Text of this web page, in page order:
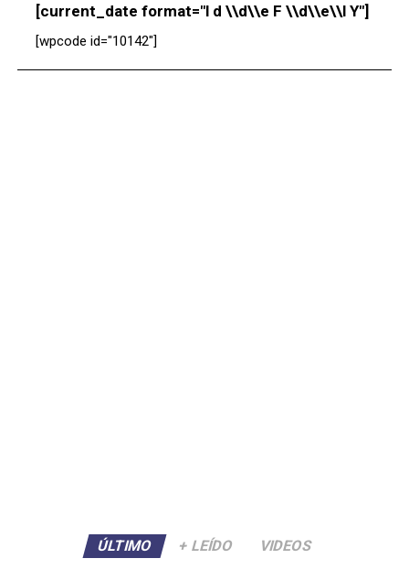
[current_date format="l d \\d\\e F \\d\\e\\l Y"]
[wpcode id="10142"]
ÚLTIMO + LEÍDO VIDEOS